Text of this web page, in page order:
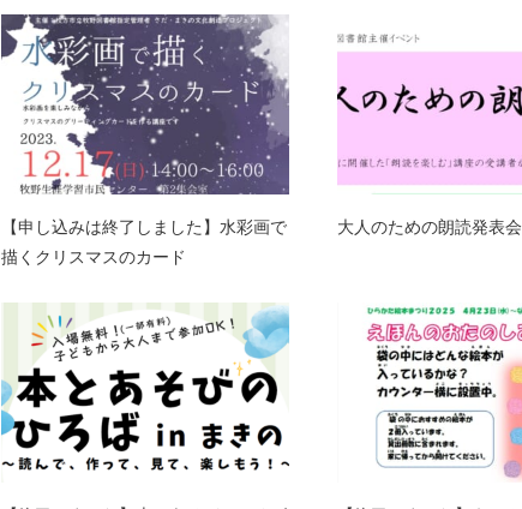
【申し込みは終了しました】水彩画で
描くクリスマスのカード
大人のための朗読発表会